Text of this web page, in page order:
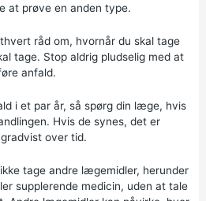
at prøve en anden type.
råd om, hvornår du skal tage
tage. Stop aldrig pludselig med at
anfald.
i et par år, så spørg din læge, hvis
Hvis de synes, det er
over tid.
ikke tage andre lægemidler, herunder
supplerende medicin, uden at tale